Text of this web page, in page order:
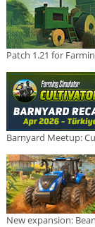
Patch 1.21 for
Barnyard Meetup:
New expansion: